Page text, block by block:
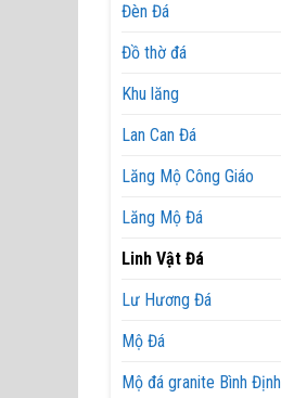
Đèn Đá
Đồ thờ đá
Khu lăng
Lan Can Đá
Lăng Mộ Công Giáo
Lăng Mộ Đá
Linh Vật Đá
Lư Hương Đá
Mộ Đá
Mộ đá granite Bình Định